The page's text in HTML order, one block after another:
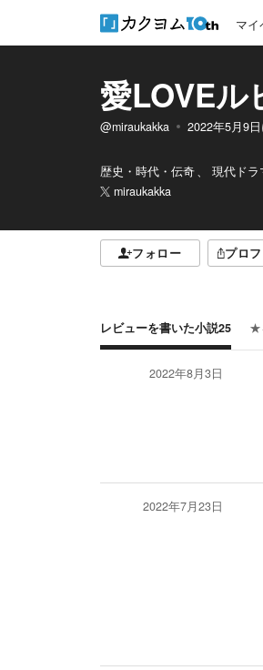
マイ
愛LOVE
@miraukakka 2022年5月9日
歴史・時代・伝奇
現代ドラ
miraukakka
フォロー プロ
レビューを書いた小説25 ★
2022年8月3日
2022年7月23日